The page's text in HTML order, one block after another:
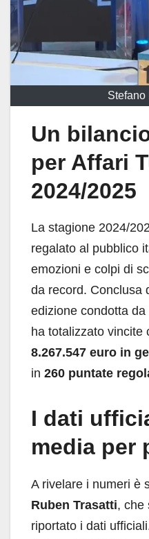
Stefano
Un
per Affari
2024/2025
La stagione 2024/
regalato al pubblico
emozioni e colpi di
da record. Conclusa
edizione condotta da
ha totalizzato vincite
8.267.547 euro in
in 260 puntate
I dati
media per
A rivelare i numeri è
Ruben Trasatti, che
riportato i dati